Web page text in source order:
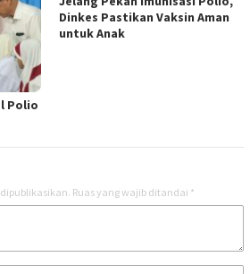
Polio
Dinkes Pastikan Vaksin Aman
untuk Anak
Ruas yang wajib ditandai *